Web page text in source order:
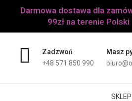
Darmowa dostawa dla
99zł na terenie Polski
Zadzwoń
+48 571 850 990
Masz
SKLEP